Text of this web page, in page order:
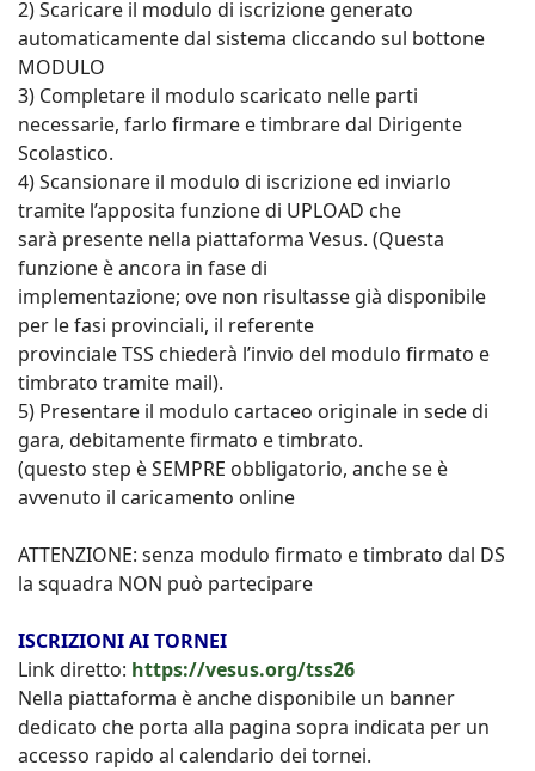
2) Scaricare il modulo di iscrizione generato
automaticamente dal sistema cliccando sul bottone
MODULO
3) Completare il modulo scaricato nelle parti
necessarie, farlo firmare e timbrare dal Dirigente
Scolastico.
4) Scansionare il modulo di iscrizione ed inviarlo
tramite l’apposita funzione di UPLOAD che
sarà presente nella piattaforma Vesus. (Questa
funzione è ancora in fase di
implementazione; ove non risultasse già disponibile
per le fasi provinciali, il referente
provinciale TSS chiederà l’invio del modulo firmato e
timbrato tramite mail).
5) Presentare il modulo cartaceo originale in sede di
gara, debitamente firmato e timbrato.
(questo step è SEMPRE obbligatorio, anche se è
avvenuto il caricamento online
ATTENZIONE: senza modulo firmato e timbrato dal DS
la squadra NON può partecipare
ISCRIZIONI AI TORNEI
Link diretto: https://vesus.org/tss26
Nella piattaforma è anche disponibile un banner
dedicato che porta alla pagina sopra indicata per un
accesso rapido al calendario dei tornei.